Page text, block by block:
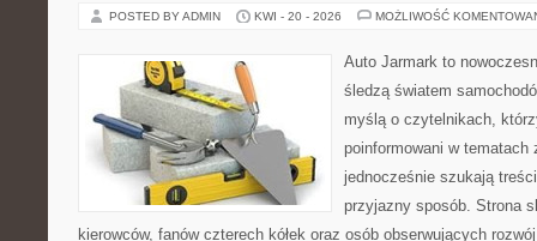
POSTED BY ADMIN KWI - 20 - 2026 MOŻLIWOŚĆ
Auto Jarmark to
śledzą światem
myślą o czytelnikach,
poinformowani w
jednocześnie szukają
przyjazny sposób. Strona
kierowców, fanów czterech kółek oraz osób obserwujących